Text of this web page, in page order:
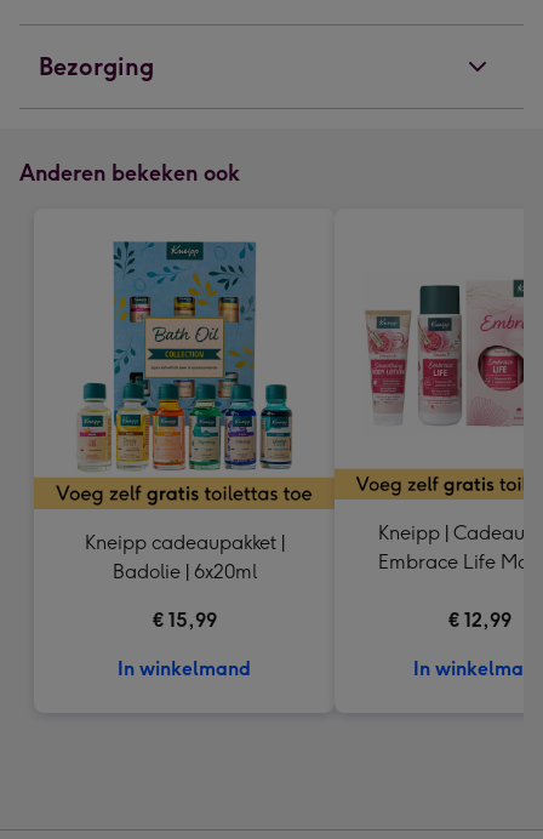
Bezorging
Anderen bekeken ook
Kneipp cadeaupakket |
Badolie | 6x20ml
€ 15,99
In winkelmand
Kneipp |
Embrace Life
€ 12,99
In